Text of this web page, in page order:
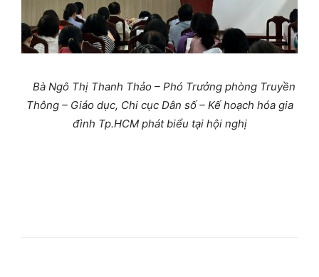
Bà Ngô Thị Thanh Thảo – Phó Trưởng phòng Truyền
Thông – Giáo dục, Chi cục Dân số – Kế hoạch hóa gia
đình Tp.HCM phát biểu tại hội nghị